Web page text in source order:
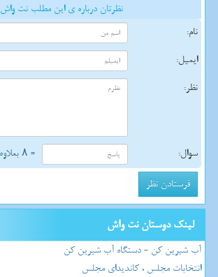
نظرتان درباره ی این مطلب نت واش
نام:
ایمیل:
نظر:
سوال: = ۸ بعلاوه ۳
لینک دوستان نت واش
آب شیرین کن - دستگاه آب شیرین کن
انتخابات مجلس ، کاندیدای مجلس